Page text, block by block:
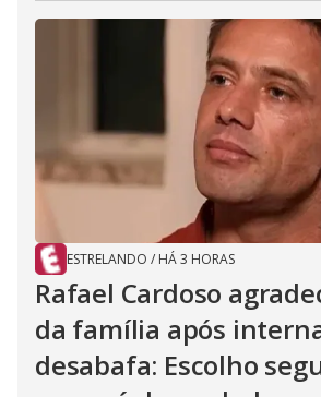
ESTRELANDO / HÁ 3 HORAS
Rafael Cardoso
da família após
desabafa: Escolho